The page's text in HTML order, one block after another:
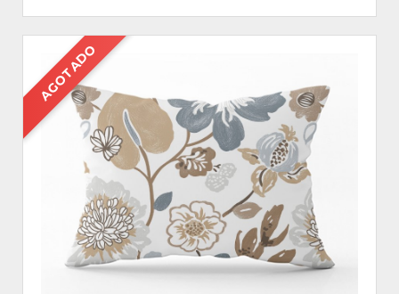
AGOTADO